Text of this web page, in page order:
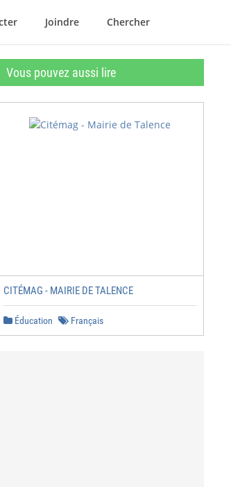
Joindre Chercher
Vous pouvez aussi lire
CITÉMAG - MAIRIE DE TALENCE
Éducation Français